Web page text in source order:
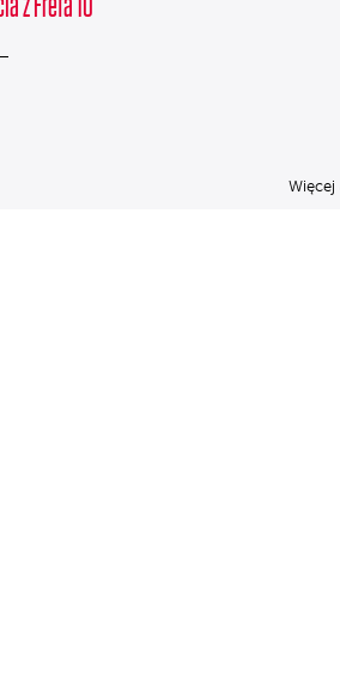
Więcej